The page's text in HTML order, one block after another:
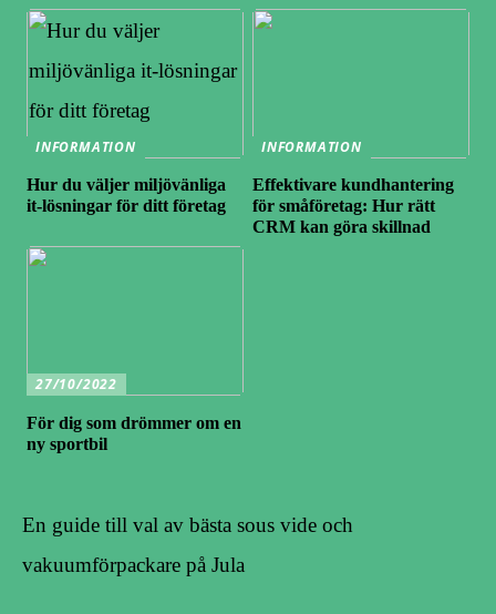
INFORMATION
Hur du väljer miljövänliga
it-lösningar för ditt företag
INFORMATION
Effektivare kundhantering
för småföretag: Hur rätt
CRM kan göra skillnad
27/10/2022
För dig som drömmer om en
ny sportbil
En guide till val av bästa sous vide och
vakuumförpackare på Jula